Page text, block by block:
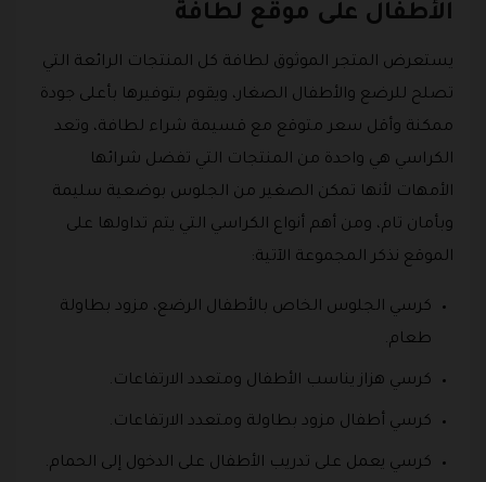
الأطفال على موقع لطافة
يستعرض المتجر الموثوق لطافة كل المنتجات الرائعة التي
تصلح للرضع والأطفال الصغار، ويقوم بتوفيرها بأعلى جودة
ممكنة وأقل سعر متوقع مع قسيمة شراء لطافة، وتعد
الكراسي هي واحدة من المنتجات التي تفضل شرائها
الأمهات لأنها تمكن الصغير من الجلوس بوضعية سليمة
وبأمان تام، ومن أهم أنواع الكراسي التي يتم تداولها على
الموقع نذكر المجموعة الآتية:
كرسي الجلوس الخاص بالأطفال الرضع، مزود بطاولة
طعام.
كرسي هزاز يناسب الأطفال ومتعدد الارتفاعات.
كرسي أطفال مزود بطاولة ومتعدد الارتفاعات.
كرسي يعمل على تدريب الأطفال على الدخول إلى الحمام.